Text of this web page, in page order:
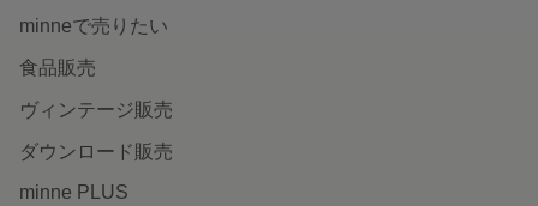
minneで売りたい
食品販売
ヴィンテージ販売
ダウンロード販売
minne PLUS